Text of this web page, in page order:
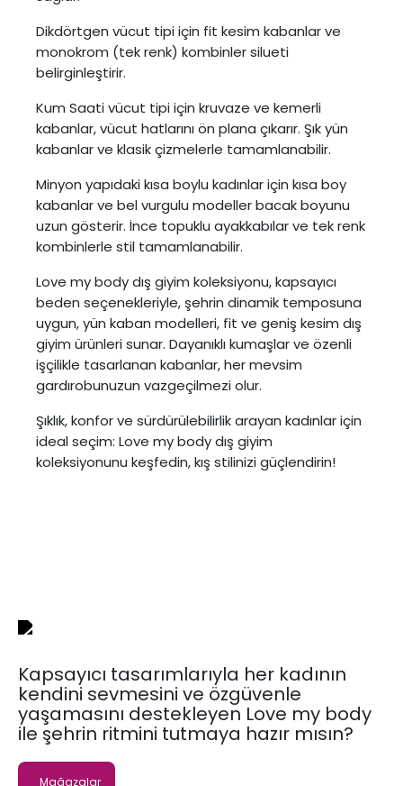
Dikdörtgen vücut tipi için fit kesim kabanlar ve
monokrom (tek renk) kombinler silueti
belirginleştirir.
Kum Saati vücut tipi için kruvaze ve kemerli
kabanlar, vücut hatlarını ön plana çıkarır. Şık yün
kabanlar ve klasik çizmelerle tamamlanabilir.
Minyon yapıdaki kısa boylu kadınlar için kısa boy
kabanlar ve bel vurgulu modeller bacak boyunu
uzun gösterir. İnce topuklu ayakkabılar ve tek renk
kombinlerle stil tamamlanabilir.
Love my body dış giyim koleksiyonu, kapsayıcı
beden seçenekleriyle, şehrin dinamik temposuna
uygun, yün kaban modelleri, fit ve geniş kesim dış
giyim ürünleri sunar. Dayanıklı kumaşlar ve özenli
işçilikle tasarlanan kabanlar, her mevsim
gardırobunuzun vazgeçilmezi olur.
Şıklık, konfor ve sürdürülebilirlik arayan kadınlar için
ideal seçim: Love my body dış giyim
koleksiyonunu keşfedin, kış stilinizi güçlendirin!
Kapsayıcı tasarımlarıyla her kadının
kendini sevmesini ve özgüvenle
yaşamasını destekleyen Love my body
ile şehrin ritmini tutmaya hazır mısın?
Mağazalar